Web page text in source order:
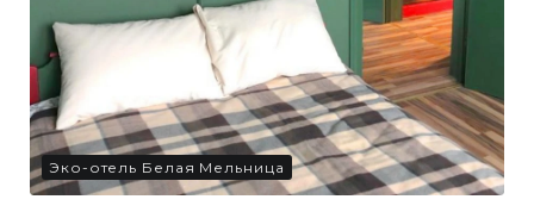
Эко-отель Белая Мельница